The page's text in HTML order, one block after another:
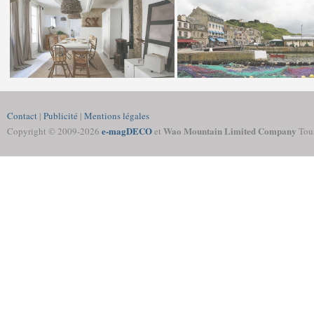
Contact | Publicité | Mentions légales
Copyright © 2009-2026 e-magDECOet Wao Mountain Limited Company